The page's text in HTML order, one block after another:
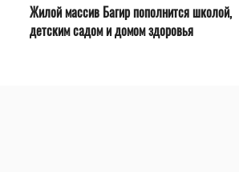
Жилой массив Багир пополнится школой,
детским садом и домом здоровья